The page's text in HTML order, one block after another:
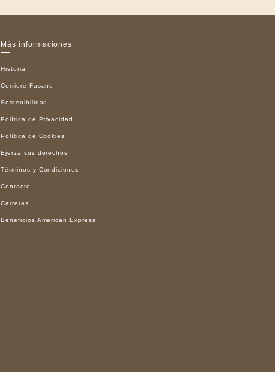
Más informaciones
Historia
Corriere Fasano
Sostenibilidad
Política de Privacidad
Política de Cookies
Ejerza sus derechos
Términos y Condiciones
Contacto
Carreras
Beneficios American Express